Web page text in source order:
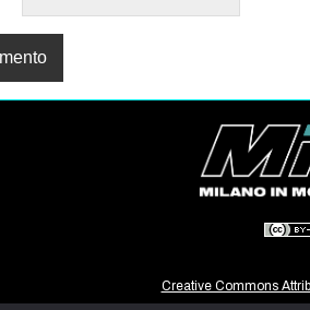
Creative Commons